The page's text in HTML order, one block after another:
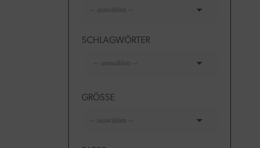
SCHLAGWÖRTER
GRÖSSE